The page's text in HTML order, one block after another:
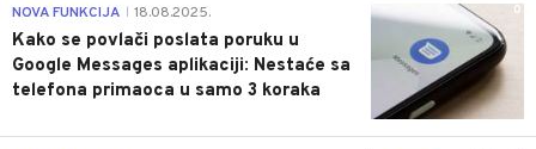
0
NOVA FUNKCIJA 18.08.2025.
Kako se povlači poslata poruku u
Google Messages aplikaciji: Nestaće sa
telefona primaoca u samo 3 koraka